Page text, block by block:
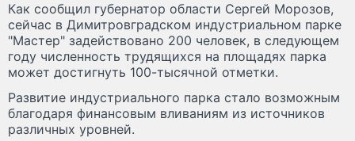
Как сообщил губернатор области Сергей Морозов,
сейчас в Димитровградском индустриальном парке
"Мастер" задействовано 200 человек, в следующем
году численность трудящихся на площадях парка
может достигнуть 100-тысячной отметки.
Развитие индустриального парка стало возможным
благодаря финансовым вливаниям из источников
различных уровней.